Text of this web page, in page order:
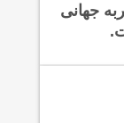
جهانی